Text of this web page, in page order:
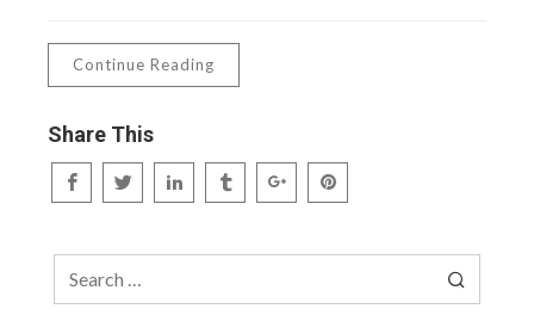
Continue Reading
Share This